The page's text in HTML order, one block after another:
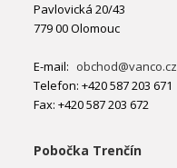
Pavlovická 20/43
779 00 Olomouc
E-mail: obchod@vanco.cz
Telefon: +420 587 203 671
Fax: +420 587 203 672
Pobočka Trenčín